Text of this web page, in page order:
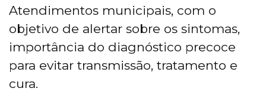
Atendimentos municipais, com o
objetivo de alertar sobre os sintomas,
importância do diagnóstico precoce
para evitar transmissão, tratamento e
cura.